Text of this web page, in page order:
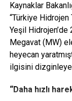
Kaynaklar
“Türkiye
Yeşil
Megavat (MW)
heyecan
ilgisini
“Daha hızlı